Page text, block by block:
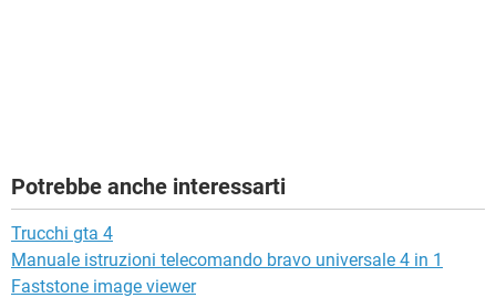
Potrebbe anche interessarti
Trucchi gta 4
Manuale istruzioni telecomando bravo universale 4 in 1
Faststone image viewer